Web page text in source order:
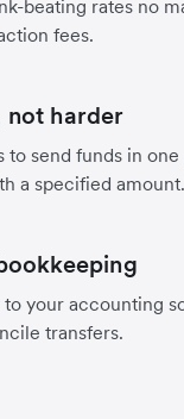
beating rates no
fees.
not harder
to send funds in
a specified amount.
your accounting
transfers.